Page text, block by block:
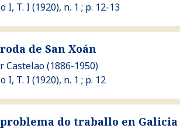
I, T. I (1920), n. 1 ; p. 12-13
Xoánde San Xoán
Castelao(1886-1950)
I, T. I (1920), n. 1 ; p. 12
do traballo en Galicia
problema do traballo en Galicia